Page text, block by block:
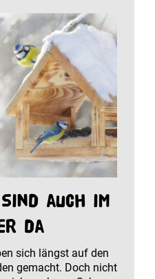
auch im
da
sich längst auf den
gemacht. Doch nicht